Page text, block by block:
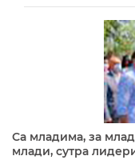
Са младима, за
млади, сутра